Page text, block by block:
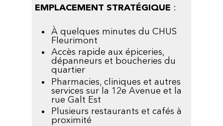
EMPLACEMENT STRATÉGIQUE :
À quelques minutes du CHUS
Fleurimont
Accès rapide aux épiceries,
dépanneurs et boucheries du
quartier
Pharmacies, cliniques et autres
services sur la 12e Avenue et la
rue Galt Est
Plusieurs restaurants et cafés à
proximité